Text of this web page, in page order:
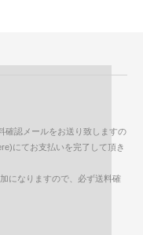
確認メールをお送り致しますの
にてお支払いを完了して頂き
になりますので、必ず送料確